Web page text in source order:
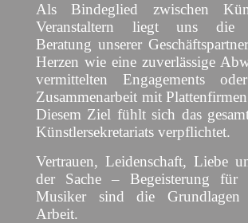
Als Bindeglied zwischen
Veranstaltern liegt uns die
Beratung unserer
Herzen wie eine zuverlässige
vermittelten Engagements
Zusammenarbeit mit
Diesem Ziel fühlt sich das
Künstlersekretariats verpflichtet.
Vertrauen, Leidenschaft, Liebe
der Sache – Begeisterung für
Musiker sind die Grundlagen
Arbeit.